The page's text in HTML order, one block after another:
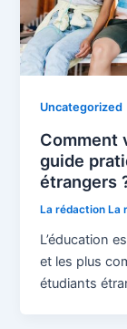
Uncategorized
Comment
guide
étrangers
La rédaction La
L’éducation
et les plus
étudiants